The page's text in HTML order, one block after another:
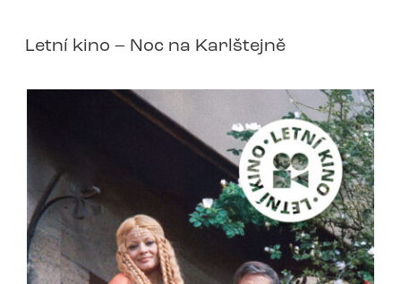
Letní kino – Noc na Karlštejně